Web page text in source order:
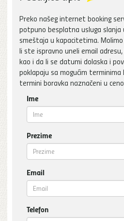
Preko našeg internet booking
potpuno besplatna usluga slanja
smeštaja u kapacitetima.
li ste ispravno uneli email
kao i da li se datumi dolaska i
poklapaju sa mogućim terminima
termini boravka naznačeni u
Ime
Prezime
Email
Telefon